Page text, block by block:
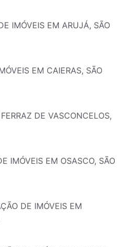
IMÓVEIS EM ARUJÁ, SÃO
EM CAIERAS, SÃO
DE VASCONCELOS,
IMÓVEIS EM OSASCO, SÃO
DE IMÓVEIS EM